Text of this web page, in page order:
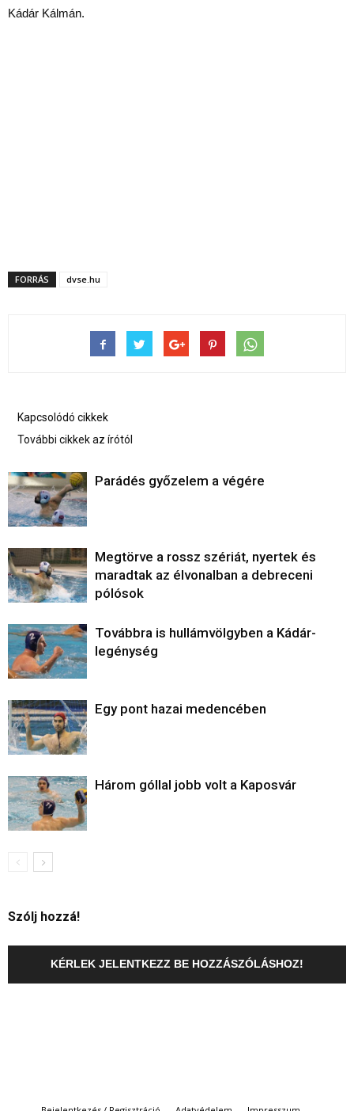
Kádár Kálmán.
FORRÁS dvse.hu
Kapcsolódó cikkek
További cikkek az írótól
Parádés győzelem a végére
Megtörve a rossz szériát, nyertek és
maradtak az élvonalban a debreceni
pólósok
Továbbra is hullámvölgyben a Kádár-
legénység
Egy pont hazai medencében
Három góllal jobb volt a Kaposvár
Szólj hozzá!
KÉRLEK JELENTKEZZ BE HOZZÁSZÓLÁSHOZ!